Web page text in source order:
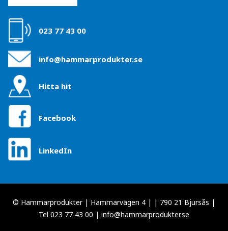
023 77 43 00
info@hammarprodukter.se
Hitta hit
Facebook
LinkedIn
© Hammarprodukter | Hammarvägen 4 | | 790 21 Bjursås |
Tel 023 77 43 00 | info@hammarprodukter.se